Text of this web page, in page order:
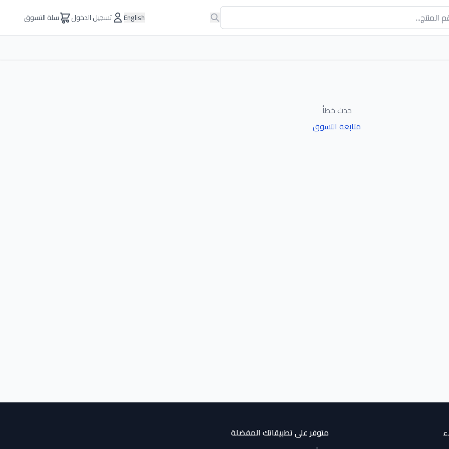
English تسجيل الدخول سلة التسوق
حدث خطأ
متابعة التسوق
متوفر على تطبيقاتك المفضلة